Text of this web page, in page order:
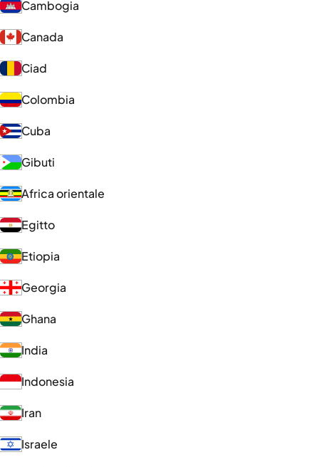
Cambogia
Canada
Ciad
Colombia
Cuba
Gibuti
Africa orientale
Egitto
Etiopia
Georgia
Ghana
India
Indonesia
Iran
Israele